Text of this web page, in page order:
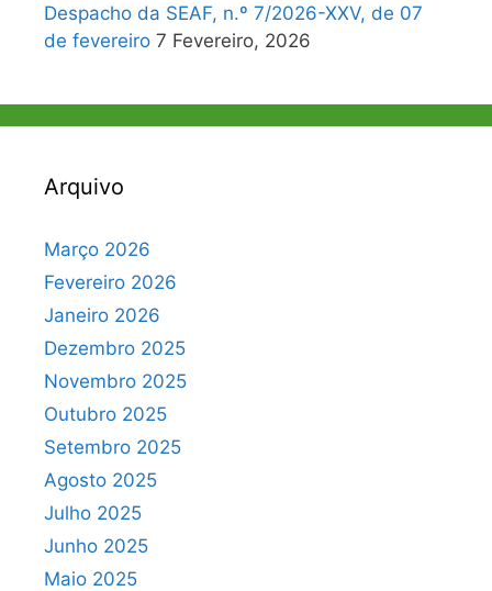
Despacho da SEAF, n.º 7/2026-XXV, de 07
de fevereiro 7 Fevereiro, 2026
Arquivo
Março 2026
Fevereiro 2026
Janeiro 2026
Dezembro 2025
Novembro 2025
Outubro 2025
Setembro 2025
Agosto 2025
Julho 2025
Junho 2025
Maio 2025